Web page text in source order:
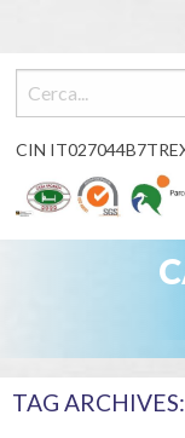
CIN
Skip
TAG ARCHIVES: